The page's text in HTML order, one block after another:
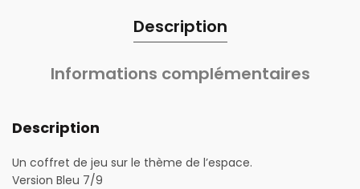
Description
Informations complémentaires
Description
Un coffret de jeu sur le thème de l’espace.
Version Bleu 7/9